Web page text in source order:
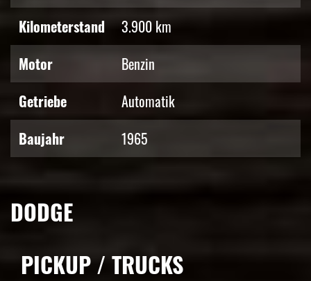
Kilometerstand
3.900 km
Motor
Benzin
Getriebe
Automatik
Baujahr
1965
DODGE
PICKUP / TRUCKS